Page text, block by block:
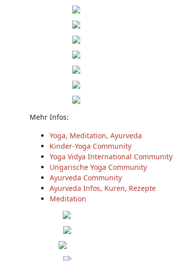
Mehr Infos:
Yoga, Meditation, Ayurveda
Kinder-Yoga Community
Yoga Vidya International Community
Ungarische Yoga Community
Ayurveda Community
Ayurveda Infos, Kuren, Rezepte
Meditation